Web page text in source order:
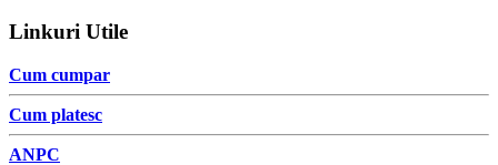
Linkuri Utile
Cum cumpar
Cum platesc
ANPC